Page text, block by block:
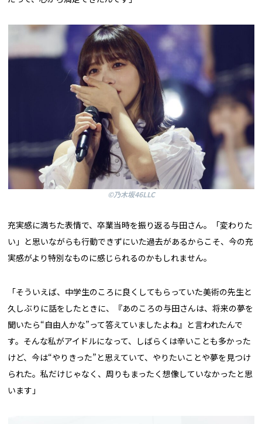
©乃木坂46LLC
充実感に満ちた表情で、卒業当時を振り返る与田さん。「変わりた
い」と思いながらも行動できずにいた過去があるからこそ、今の充
実感がより特別なものに感じられるのかもしれません。
「そういえば、中学生のころに良くしてもらっていた美術の先生と
久しぶりに話をしたときに、『あのころの与田さんは、将来の夢を
聞いたら“自由人かな”って答えていましたよね』と言われたんで
す。そんな私がアイドルになって、しばらくは辛いことも多かった
けど、今は“やりきった”と思えていて、やりたいことや夢を見つけ
られた。私だけじゃなく、周りもまったく想像していなかったと思
います」